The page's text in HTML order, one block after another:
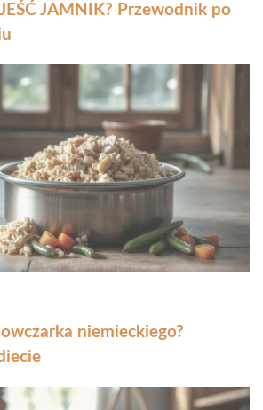
JAMNIK? Przewodnik po
niemieckiego?